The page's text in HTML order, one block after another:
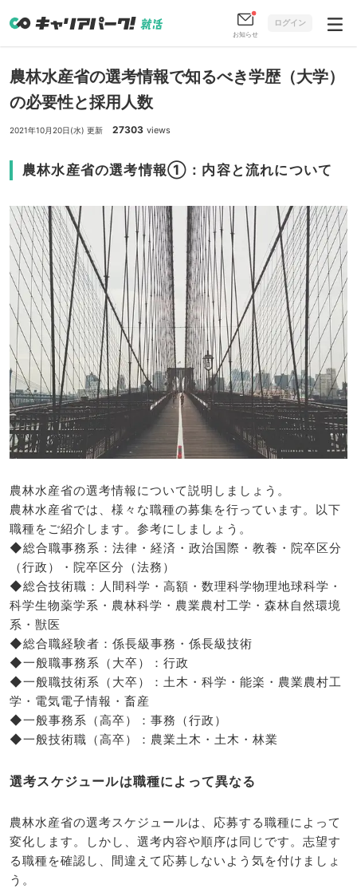
お知らせ
ログイン
農林水産省の選考情報で知るべき学歴（大学）
の必要性と採用人数
2021年10月20日(水) 更新 27303 views
農林水産省の選考情報①：内容と流れについて
農林水産省の選考情報について説明しましょう。
農林水産省では、様々な職種の募集を行っています。以下
職種をご紹介します。参考にしましょう。
◆総合職事務系：法律・経済・政治国際・教養・院卒区分
（行政）・院卒区分（法務）
◆総合技術職：人間科学・高額・数理科学物理地球科学・
科学生物薬学系・農林科学・農業農村工学・森林自然環境
系・獣医
◆総合職経験者：係長級事務・係長級技術
◆一般職事務系（大卒）：行政
◆一般職技術系（大卒）：土木・科学・能楽・農業農村工
学・電気電子情報・畜産
◆一般事務系（高卒）：事務（行政）
◆一般技術職（高卒）：農業土木・土木・林業
選考スケジュールは職種によって異なる
農林水産省の選考スケジュールは、応募する職種によって
変化します。しかし、選考内容や順序は同じです。志望す
る職種を確認し、間違えて応募しないよう気を付けましょ
う。